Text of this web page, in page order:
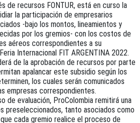
de recursos FONTUR, está en curso la
la participación de empresarios
-bajo los montos, lineamientos y
por los gremios- con los costos de
aéreos correspondientes a su
Internacional FIT ARGENTINA 2022.
de la aprobación de recursos por parte
apalancar este subsidio según los
los cuales serán comunicados
empresas correspondientes.
de evaluación, ProColombia remitirá una
preseleccionados, tanto asociados como
cada gremio realice el proceso de